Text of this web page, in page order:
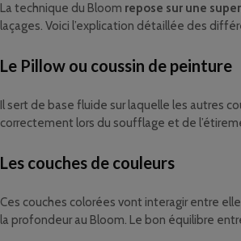
La technique du Bloom repose sur une
laçages. Voici l’explication détaillée des
Le Pillow ou coussin de peinture
Il sert de base fluide sur laquelle les autres
correctement lors du soufflage et de
Les couches de couleurs
Ces couches colorées vont interagir entre
la profondeur au Bloom. Le bon équilibre